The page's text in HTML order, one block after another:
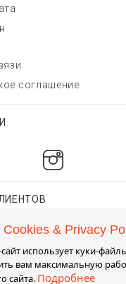
соглашение
(viber)
Cookies & Privacy
использует куки-
вам максимальную
сайта. Подробнее